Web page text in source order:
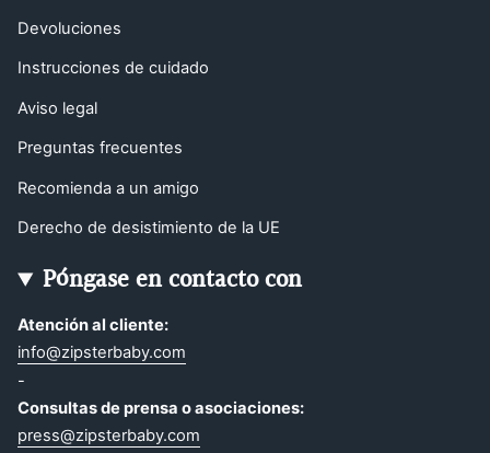
Devoluciones
Instrucciones de cuidado
Aviso legal
Preguntas frecuentes
Recomienda a un amigo
Derecho de desistimiento de la UE
Póngase en contacto con
Atención al cliente:
info@zipsterbaby.com
-
Consultas de prensa o asociaciones:
press@zipsterbaby.com